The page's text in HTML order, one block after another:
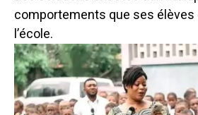
comportements que ses
l’école.